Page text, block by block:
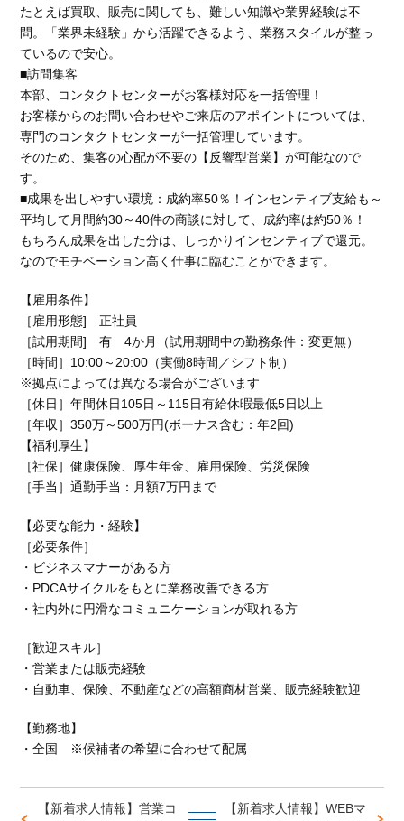
たとえば買取、販売に関しても、難しい知識や業界経験は不
問。「業界未経験」から活躍できるよう、業務スタイルが整っ
ているので安心。
■訪問集客
本部、コンタクトセンターがお客様対応を一括管理！
お客様からのお問い合わせやご来店のアポイントについては、
専門のコンタクトセンターが一括管理しています。
そのため、集客の心配が不要の【反響型営業】が可能なので
す。
■成果を出しやすい環境：成約率50％！インセンティブ支給も～
平均して月間約30～40件の商談に対して、成約率は約50％！
もちろん成果を出した分は、しっかりインセンティブで還元。
なのでモチベーション高く仕事に臨むことができます。
【雇用条件】
［雇用形態] 正社員
［試用期間] 有 4か月（試用期間中の勤務条件：変更無）
［時間］10:00～20:00（実働8時間／シフト制）
※拠点によっては異なる場合がございます
［休日］年間休日105日～115日有給休暇最低5日以上
［年収］350万～500万円(ボーナス含む：年2回)
【福利厚生】
［社保］健康保険、厚生年金、雇用保険、労災保険
［手当］通勤手当：月額7万円まで
【必要な能力・経験】
［必要条件］
・ビジネスマナーがある方
・PDCAサイクルをもとに業務改善できる方
・社内外に円滑なコミュニケーションが取れる方
［歓迎スキル］
・営業または販売経験
・自動車、保険、不動産などの高額商材営業、販売経験歓迎
【勤務地】
・全国 ※候補者の希望に合わせて配属
【新着求人情報】営業コ
【新着求人情報】WEBマ